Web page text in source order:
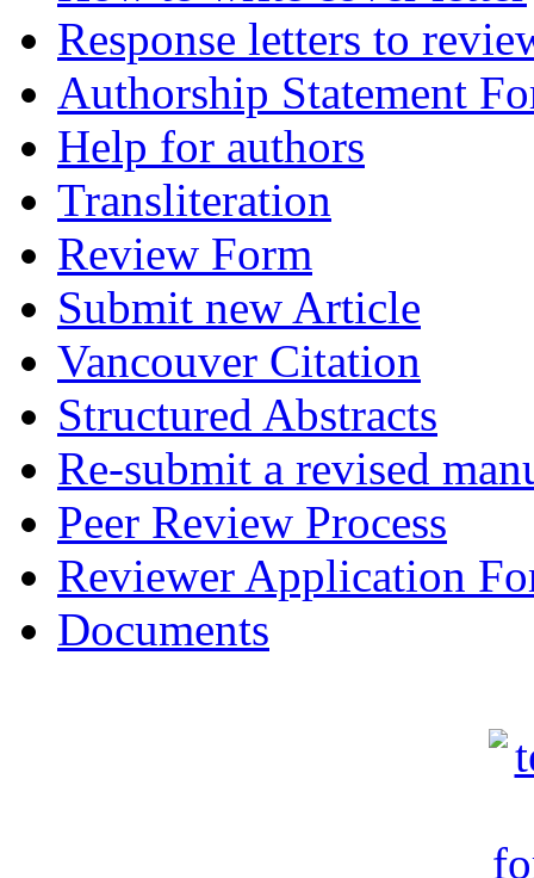
Response letters to
Authorship Statement
Help for authors
Transliteration
Review Form
Submit new Article
Vancouver Citation
Structured Abstracts
Re-submit a revised
Peer Review Process
Reviewer Application
Documents